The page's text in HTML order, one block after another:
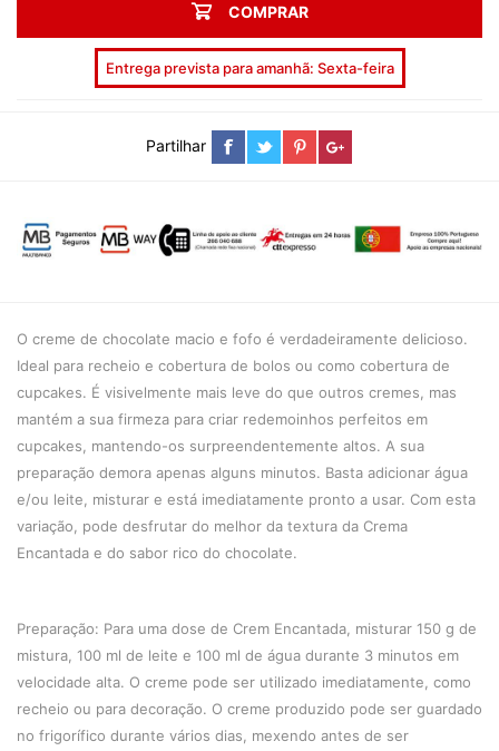
COMPRAR
Entrega prevista para amanhã: Sexta-feira
Partilhar
O creme de chocolate macio e fofo é verdadeiramente delicioso.
Ideal para recheio e cobertura de bolos ou como cobertura de
cupcakes. É visivelmente mais leve do que outros cremes, mas
mantém a sua firmeza para criar redemoinhos perfeitos em
cupcakes, mantendo-os surpreendentemente altos. A sua
preparação demora apenas alguns minutos. Basta adicionar água
e/ou leite, misturar e está imediatamente pronto a usar. Com esta
variação, pode desfrutar do melhor da textura da Crema
Encantada e do sabor rico do chocolate.
Preparação: Para uma dose de Crem Encantada, misturar 150 g de
mistura, 100 ml de leite e 100 ml de água durante 3 minutos em
velocidade alta. O creme pode ser utilizado imediatamente, como
recheio ou para decoração. O creme produzido pode ser guardado
no frigorífico durante vários dias, mexendo antes de ser